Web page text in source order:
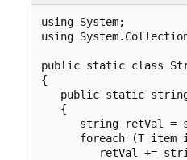
using System;
using
public static class
{
public static
   {
string retVal =
foreach (T item
retVal +=